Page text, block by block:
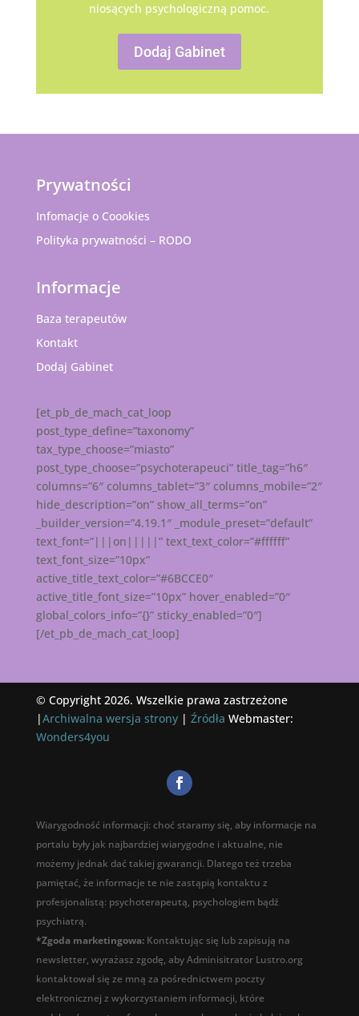
niosących psychologiczną pomoc.
Dodaj Gabinet
Prywatności
Infomacje o Coookies
Polityka prywatności – RODO
Informacje
Baza terapeutów
Kontakt
Dodaj Gabinet
[et_pb_de_mach_cat_loop
post_type_define=”taxonomy”
tax_type_choose=”miasto”
post_type_choose=”psychoterapeuci” title_tag=”h6″
columns=”6″ columns_tablet=”3″ columns_mobile=”2″
hide_description=”on” show_all_terms=”on”
_builder_version=”4.19.1″ _module_preset=”default”
text_font=”|||on|||||” text_text_color=”#ffffff”
text_font_size=”10px”
active_title_text_color=”#6BCCE0″
active_title_font_size=”10px” hover_enabled=”0″
global_colors_info=”{}” sticky_enabled=”0″]
[/et_pb_de_mach_cat_loop]
© Copyright 2026. Wszelkie prawa zastrzeżone
|Archiwalna wersja strony| Źródła Webmaster:
Wonders4you
Wiarygodność informacji: choć staramy się, aby informacje na
portalu były jak najbardziej wiarygodne i aktualne, nie
możemy jednak dać takiej gwarancji. Dlatego też trzeba
pamiętać, że informacje te nie zastąpią kontaktu z
profesjonalistą: psychoterapeutą, psychologiem bądź
psychiatrą.
*Zgoda marketingowa: Kontaktując się lub zapisują na
newsletter, wyrażasz zgodę, aby Adminisitrator Lustro.org
kontaktował się ze mną za pośrednictwem poczty
elektronicznej z wykorzystaniem informacji, które